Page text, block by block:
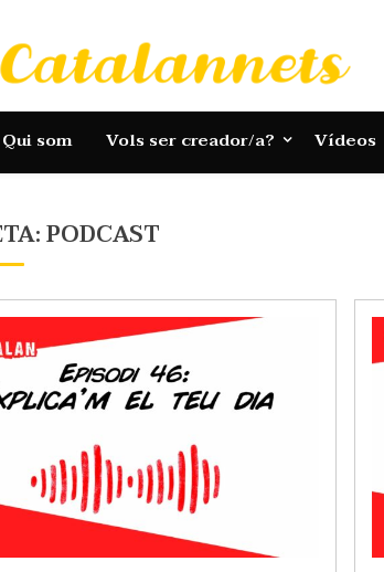
Qui som Vols ser creador/a? Vídeos
PODCAST